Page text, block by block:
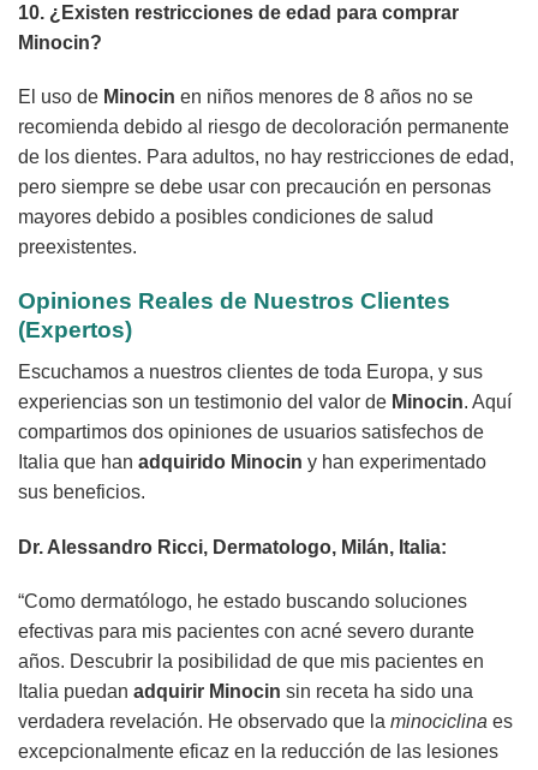
10. ¿Existen restricciones de edad para comprar
Minocin?
El uso de Minocin en niños menores de 8 años no se
recomienda debido al riesgo de decoloración permanente
de los dientes. Para adultos, no hay restricciones de edad,
pero siempre se debe usar con precaución en personas
mayores debido a posibles condiciones de salud
preexistentes.
Opiniones Reales de Nuestros Clientes
(Expertos)
Escuchamos a nuestros clientes de toda Europa, y sus
experiencias son un testimonio del valor de Minocin. Aquí
compartimos dos opiniones de usuarios satisfechos de
Italia que han adquirido Minocin y han experimentado
sus beneficios.
Dr. Alessandro Ricci, Dermatologo, Milán, Italia:
“Como dermatólogo, he estado buscando soluciones
efectivas para mis pacientes con acné severo durante
años. Descubrir la posibilidad de que mis pacientes en
Italia puedan adquirir Minocin sin receta ha sido una
verdadera revelación. He observado que la minociclina es
excepcionalmente eficaz en la reducción de las lesiones